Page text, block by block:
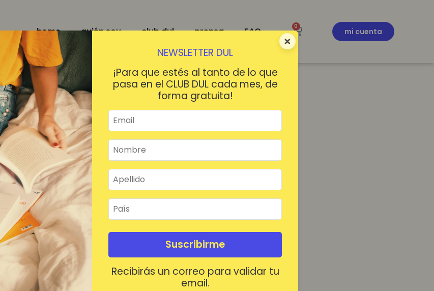
×
NEWSLETTER DUL
¡Para que estés al tanto de lo que
pasa en el CLUB DUL cada mes, de
forma gratuita!
Suscribirme
Recibirás un correo para validar tu
email.
home quién soy club dul prensa FAQ 0
mi cuenta
¡HOLA!
Mantenerme conectado ¿Contraseña olvidada?
Acceder